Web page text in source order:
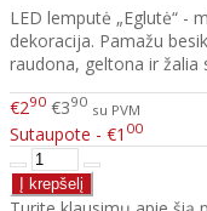
LED lemputė „Eglutė“ -
dekoracija. Pamažu
raudona, geltona ir žalia
€290 €390 su PVM
Sutaupote - €1 00